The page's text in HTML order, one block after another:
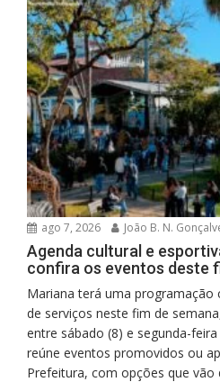
ago 7, 2026 João B. N.
Agenda cultural e
confira os eventos deste
Mariana terá uma programação
de serviços neste fim de
entre sábado (8) e segunda-feira
reúne eventos promovidos ou
Prefeitura, com opções que vão